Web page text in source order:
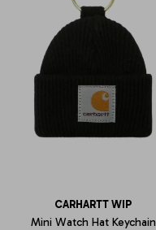
CARHARTT WIP
Mini Watch Hat Keychain